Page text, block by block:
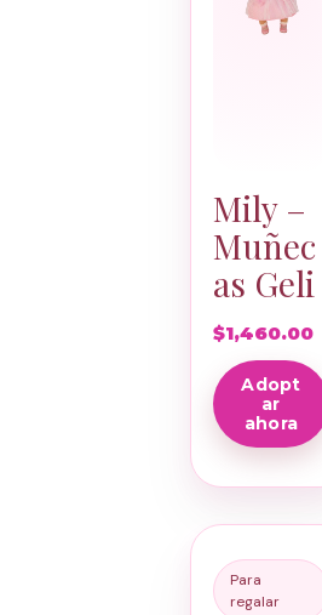
Mily –
Muñec
as Geli
$1,460.00
Adopt
ar
ahora
Para
regalar